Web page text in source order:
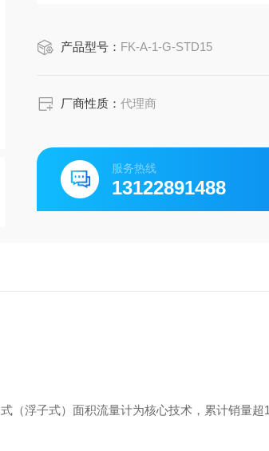
产品型号： FK-A-1-G-STD15
厂商性质：代理商
服务热线
13122891488
（浮子式）面积流量计为核心技术，累计销量超